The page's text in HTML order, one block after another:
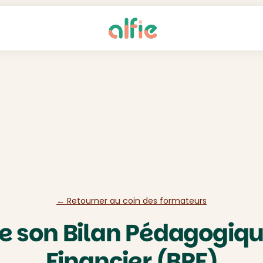
← Retourner au coin des formateurs
son Bilan